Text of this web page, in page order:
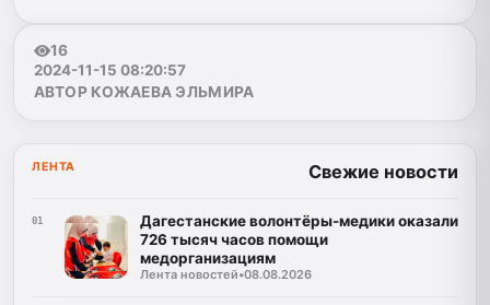
16
2024-11-15 08:20:57
АВТОР КОЖАЕВА ЭЛЬМИРА
ЛЕНТА Свежие новости
01
Дагестанские волонтёры-медики оказали
726 тысяч часов помощи
медорганизациям
Лента новостей•08.08.2026